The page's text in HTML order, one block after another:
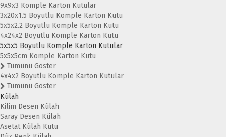
9x9x3 Komple Karton Kutular
3x20x1.5 Boyutlu Komple Karton Kutu
5x5x2.2 Boyutlu Komple Karton Kutu
4x24x2 Boyutlu Komple Karton Kutu
5x5x5 Boyutlu Komple Karton Kutular
5x5x5cm Komple Karton Kutu
Tümünü Göster
4x4x2 Boyutlu Komple Karton Kutular
Tümünü Göster
Külah
Kilim Desen Külah
Saray Desen Külah
Asetat Külah Kutu